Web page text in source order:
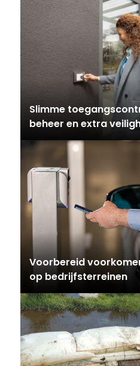
Slimme
beheer en extra
Voorbereid
op bedrijfsterreinen